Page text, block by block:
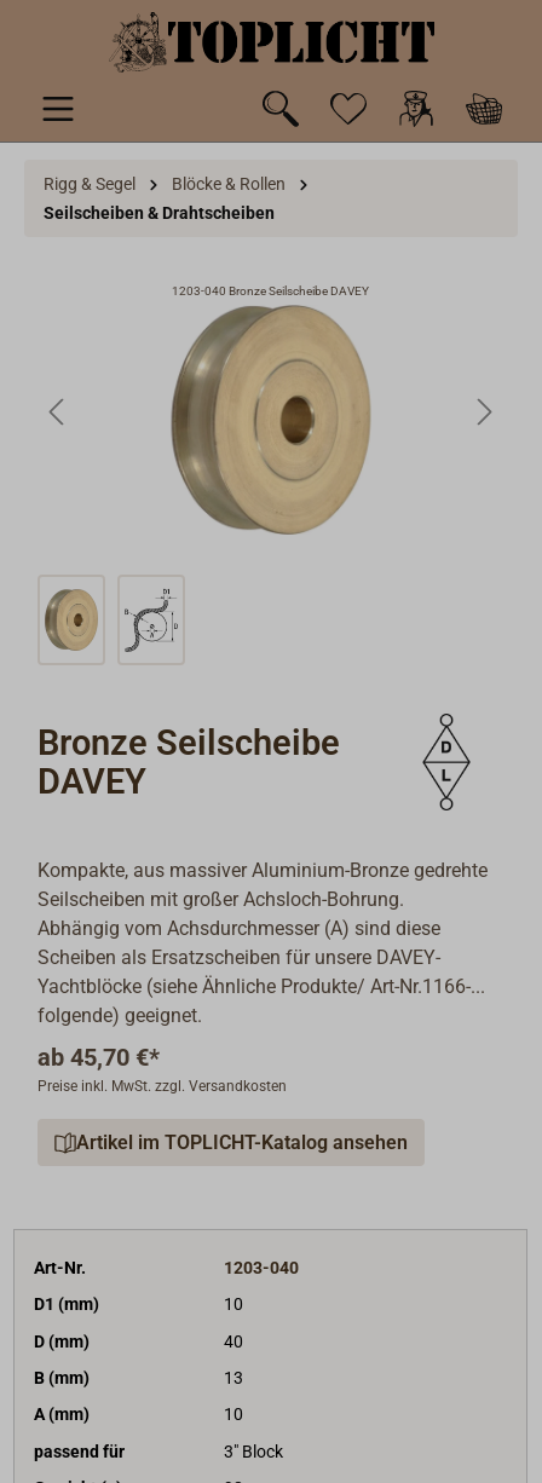
springen
Rigg & Segel
Blöcke & Rollen
Seilscheiben & Drahtscheiben
1203-040 Bronze Seilscheibe DAVEY
Bronze Seilscheibe
DAVEY
Kompakte, aus massiver Aluminium-Bronze gedrehte
Seilscheiben mit großer Achsloch-Bohrung.
Abhängig vom Achsdurchmesser (A) sind diese
Scheiben als Ersatzscheiben für unsere DAVEY-
Yachtblöcke (siehe Ähnliche Produkte/ Art-Nr.1166-...
folgende) geeignet.
ab 45,70 €*
Preise inkl. MwSt. zzgl. Versandkosten
Artikel im TOPLICHT-Katalog ansehen
Art-Nr.
1203-040
D1 (mm)
10
D (mm)
40
B (mm)
13
A (mm)
10
passend für
3" Block